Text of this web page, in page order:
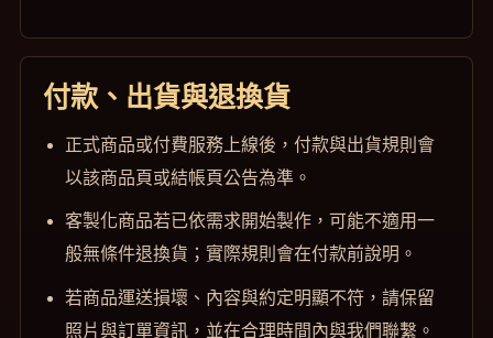
付款、出貨與退換貨
正式商品或付費服務上線後，付款與出貨規則會
以該商品頁或結帳頁公告為準。
客製化商品若已依需求開始製作，可能不適用一
般無條件退換貨；實際規則會在付款前說明。
若商品運送損壞、內容與約定明顯不符，請保留
照片與訂單資訊，並在合理時間內與我們聯繫。